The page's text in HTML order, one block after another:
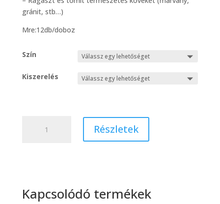
gránit, stb…)
Mre:12db/doboz
Szín
Kiszerelés
Részletek
Kapcsolódó termékek